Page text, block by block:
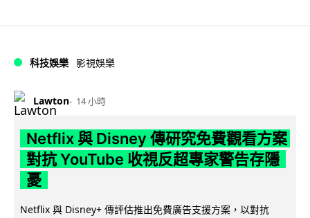
科技娛樂 影視娛樂
Lawton 14 小時
Netflix 與 Disney 傳研究免費觀看方案
對抗 YouTube 收視反超專家警告存隱
憂
Netflix 與 Disney+ 傳評估推出免費廣告支援方案，以對抗